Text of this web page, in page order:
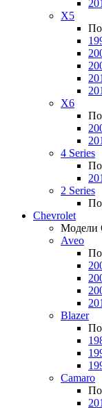
X5
X6
4 Series
2 Series
Chevrolet
Модели
Aveo
Blazer
Camaro